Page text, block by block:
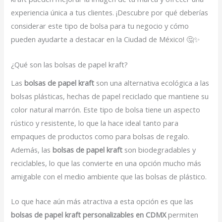
experiencia única a tus clientes. ¡Descubre por qué deberías
considerar este tipo de bolsa para tu negocio y cómo
pueden ayudarte a destacar en la Ciudad de México! 🤔✨
¿Qué son las bolsas de papel kraft?
Lasbolsas de papel kraft son una alternativa ecológica a las
bolsas plásticas, hechas de papel reciclado que mantiene su
color natural marrón. Este tipo de bolsa tiene un aspecto
rústico y resistente, lo que la hace ideal tanto para
empaques de productos como para bolsas de regalo.
Además, lasbolsas de papel kraft son biodegradables y
reciclables, lo que las convierte en una opción mucho más
amigable con el medio ambiente que las bolsas de plástico.
Lo que hace aún más atractiva a esta opción es que las
bolsas de papel kraft personalizables en CDMXpermiten